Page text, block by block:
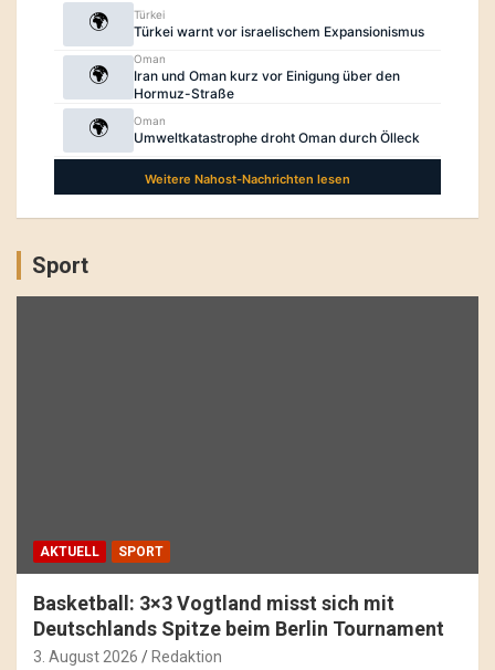
Sport
AKTUELL SPORT
Basketball: 3×3 Vogtland misst sich mit
Deutschlands Spitze beim Berlin Tournament
3. August 2026 Redaktion